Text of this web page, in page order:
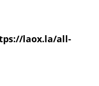
laox.la/all-